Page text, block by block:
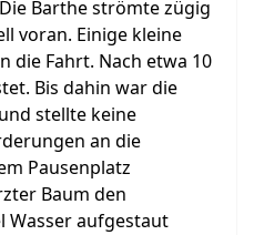
Barthe strömte zügig
voran. Einige kleine
die Fahrt. Nach etwa 10
Bis dahin war die
stellte keine
an die
Pausenplatz
Baum den
Wasser aufgestaut